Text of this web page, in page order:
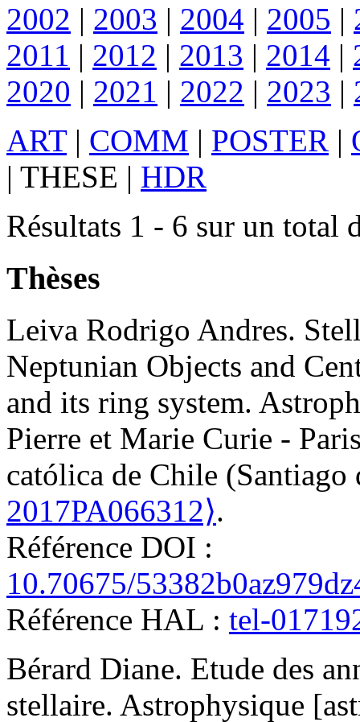
2002 | 2003 | 2004 | 2005 |
2011 | 2012 | 2013 | 2014 |
2020 | 2021 | 2022 | 2023 |
ART| COMM | POSTER |
| THESE | HDR
Résultats 1 - 6 sur un total
Thèses
Leiva Rodrigo Andres.
Neptunian Objects and
and its ring system.
Pierre et Marie Curie -
católica de Chile
2017PA066312⟩.
Référence DOI :
10.70675/
Référence HAL : tel-
Bérard Diane. Etude des
stellaire. Astrophysique